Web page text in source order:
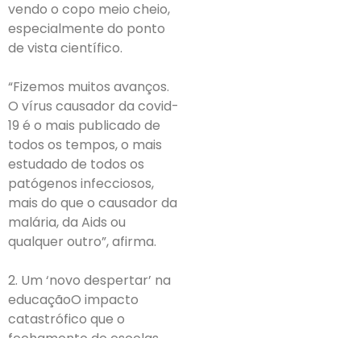
vendo o copo meio cheio,
especialmente do ponto
de vista científico.
“Fizemos muitos avanços.
O vírus causador da covid-
19 é o mais publicado de
todos os tempos, o mais
estudado de todos os
patógenos infecciosos,
mais do que o causador da
malária, da Aids ou
qualquer outro”, afirma.
2. Um ‘novo despertar’ na
educaçãoO impacto
catastrófico que o